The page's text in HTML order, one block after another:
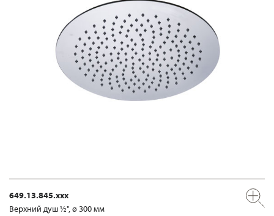
649.13.845.xxx
Верхний душ ½", ø 300 мм